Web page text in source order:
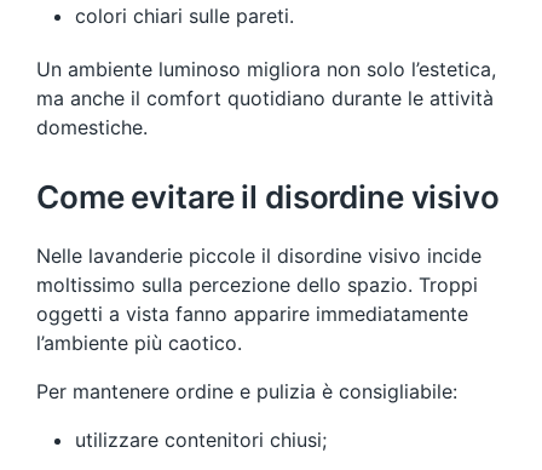
colori chiari sulle pareti.
Un ambiente luminoso migliora non solo l’estetica,
ma anche il comfort quotidiano durante le attività
domestiche.
Come evitare il disordine visivo
Nelle lavanderie piccole il disordine visivo incide
moltissimo sulla percezione dello spazio. Troppi
oggetti a vista fanno apparire immediatamente
l’ambiente più caotico.
Per mantenere ordine e pulizia è consigliabile:
utilizzare contenitori chiusi;